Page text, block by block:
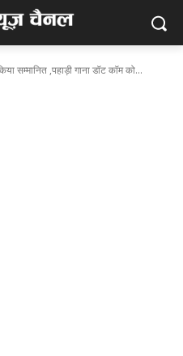
सम्मानित ,पहाड़ी गाना डॉट कॉम को...